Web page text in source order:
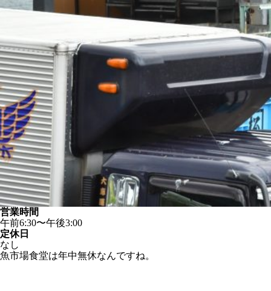
営業時間
午前6:30〜午後3:00
定休日
なし
魚市場食堂は年中無休なんですね。